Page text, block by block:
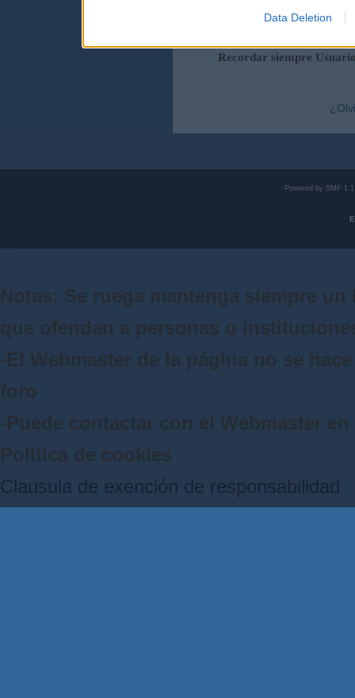
Data Deletion
Recordar siempre
Powered by SMF
Notas: Se ruega mantenga siempre
que ofendan a personas o
-El Webmaster de la página no se
foro
-Puede contactar con el Webmaster
Política de cookies
Clausula de exención de responsabilidad